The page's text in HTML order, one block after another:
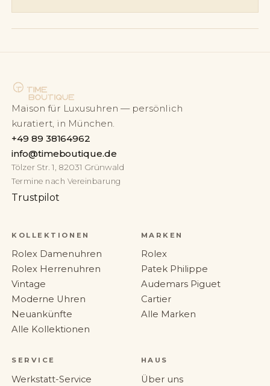
Maison für Luxusuhren — persönlich
kuratiert, in München.
+49 89 38164962
info@timeboutique.de
Tölzer Str. 1, 82031 Grünwald
Termine nach Vereinbarung
Trustpilot
KOLLEKTIONEN
Rolex Damenuhren
Rolex Herrenuhren
Vintage
Moderne Uhren
Neuankünfte
Alle Kollektionen
MARKEN
Rolex
Patek Philippe
Audemars Piguet
Cartier
Alle Marken
SERVICE
Werkstatt-Service
HAUS
Über uns